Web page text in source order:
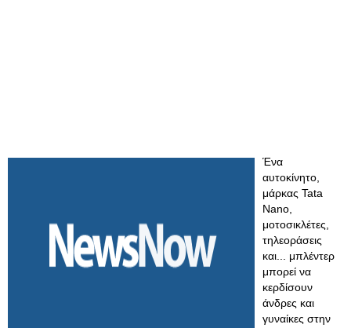
Ένα
αυτοκίνητο,
μάρκας Tata
Nano,
μοτοσικλέτες,
τηλεοράσεις
και... μπλέντερ
μπορεί να
κερδίσουν
άνδρες και
γυναίκες στην